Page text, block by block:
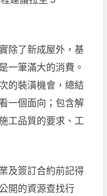
除了新成屋外，基
一筆滿大的消費。
的裝潢機會，總結
一個面向；包含解
工品質的要求、工
及簽訂合約前記得
開的資源查找行